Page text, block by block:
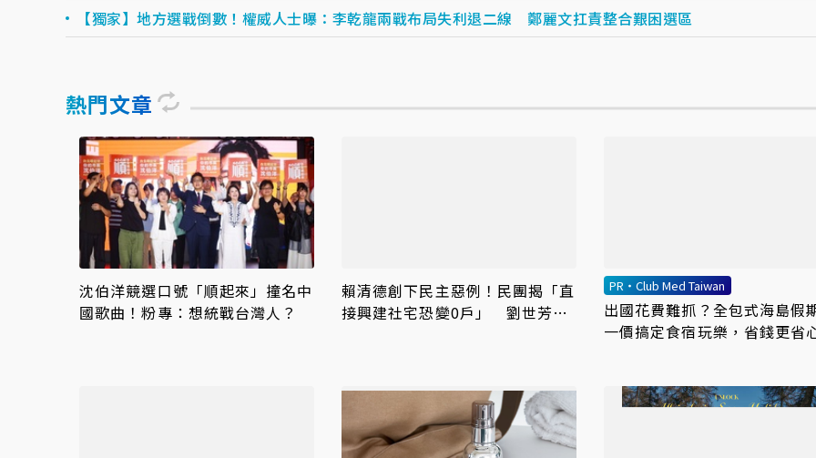
【獨家】地方選戰倒數！權威人士曝：李乾龍兩戰布局失利退二線 鄭麗文扛責整合艱困選區
熱門文章
沈伯洋競選口號「順起來」撞名中
國歌曲！粉專：想統戰台灣人？
賴清德創下民主惡例！民團揭「直
接興建社宅恐變0戶」 劉世芳
PR・Club Med Taiwan
出國花費難抓？全包式海島假
一價搞定食宿玩樂，省錢更省